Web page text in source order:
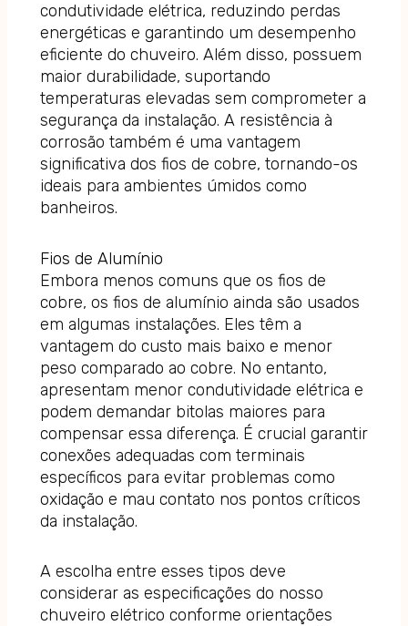
condutividade elétrica, reduzindo perdas
energéticas e garantindo um desempenho
eficiente do chuveiro. Além disso, possuem
maior durabilidade, suportando
temperaturas elevadas sem comprometer a
segurança da instalação. A resistência à
corrosão também é uma vantagem
significativa dos fios de cobre, tornando-os
ideais para ambientes úmidos como
banheiros.
Fios de Alumínio
Embora menos comuns que os fios de
cobre, os fios de alumínio ainda são usados
em algumas instalações. Eles têm a
vantagem do custo mais baixo e menor
peso comparado ao cobre. No entanto,
apresentam menor condutividade elétrica e
podem demandar bitolas maiores para
compensar essa diferença. É crucial garantir
conexões adequadas com terminais
específicos para evitar problemas como
oxidação e mau contato nos pontos críticos
da instalação.
A escolha entre esses tipos deve
considerar as especificações do nosso
chuveiro elétrico conforme orientações